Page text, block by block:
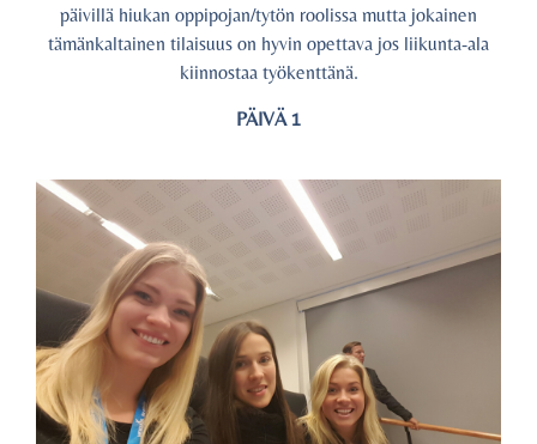
päivillä hiukan oppipojan/tytön roolissa mutta jokainen
tämänkaltainen tilaisuus on hyvin opettava jos liikunta-ala
kiinnostaa työkenttänä.
PÄIVÄ 1